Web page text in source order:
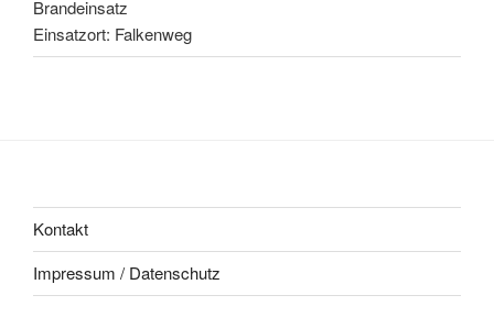
Brandeinsatz
Einsatzort: Falkenweg
Kontakt
Impressum / Datenschutz